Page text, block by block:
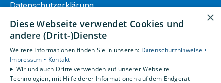
Datenschutzerklärung
Unsere Bereiche
Privatkunden
Gewerbekunden
Karriere
×
Diese Webseite verwendet Cookies und
andere (Dritt-)Dienste
Weitere Informationen finden Sie in unseren: Datenschutzhinweise •
Impressum • Kontakt
Wir und auch Dritte verwenden auf unserer Webseite
Technologien, mit Hilfe derer Informationen auf dem Endgerät